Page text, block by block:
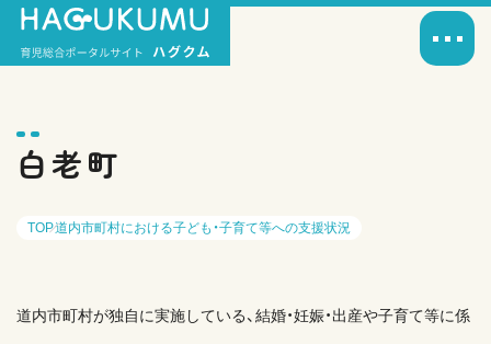
白老町
TOP道内市町村における子ども・子育て等への支援状況
道内市町村が独自に実施している、結婚・妊娠・出産や子育て等に係